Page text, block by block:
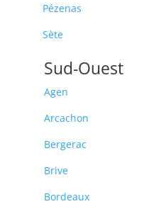
Pézenas
Sète
Sud-Ouest
Agen
Arcachon
Bergerac
Brive
Bordeaux